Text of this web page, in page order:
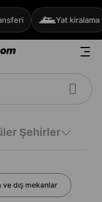
Yat kiralama
Şehirler
ve dış mekanlar